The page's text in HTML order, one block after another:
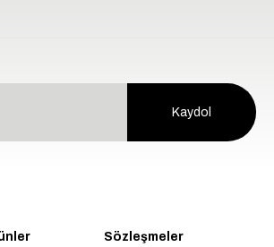
Kaydol
Sözleşmeler